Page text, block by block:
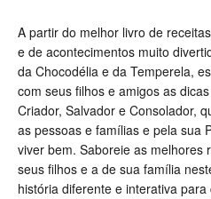
A partir do melhor livro de
e de acontecimentos muito
da Chocodélia e da Temperela,
com seus filhos e amigos as
Criador, Salvador e Consolador,
as pessoas e famílias e pela sua
viver bem. Saboreie as melhores
seus filhos e a de sua família
história diferente e interativa